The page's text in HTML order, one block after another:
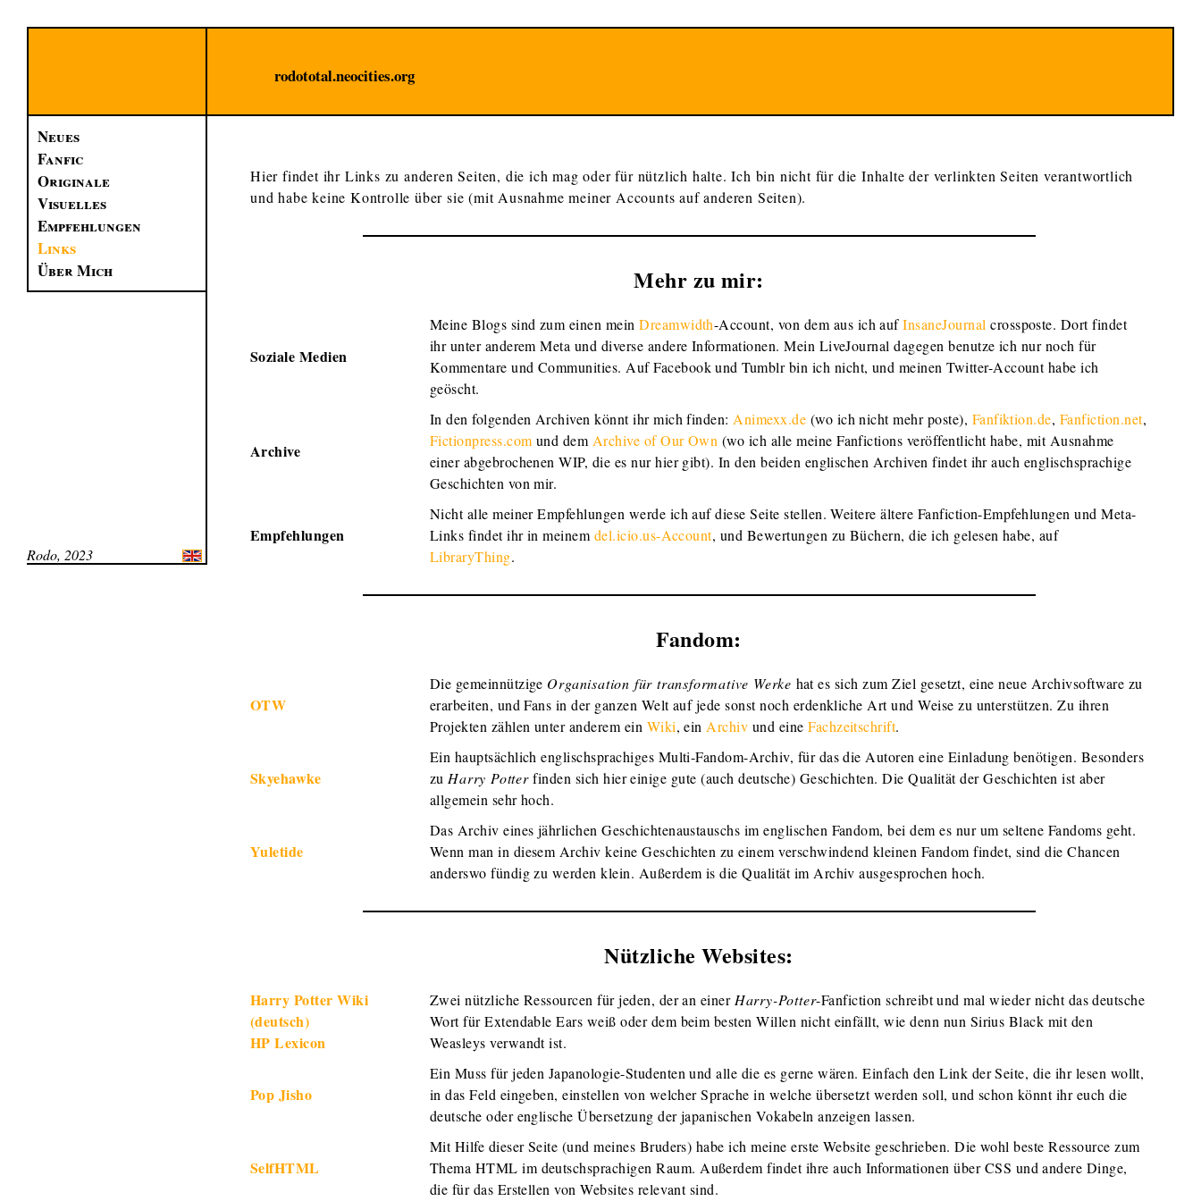
rodototal.neocities.org
Rodo, 2023
Neues
Fanfic
Originale
Visuelles
Empfehlungen
Links
Über Mich
Hier findet ihr Links zu anderen Seiten, die ich mag oder für nützlich halte. Ich bin nicht für die Inhalte der verlinkten Seiten verantwortlich
und habe keine Kontrolle über sie (mit Ausnahme meiner Accounts auf anderen Seiten).
Mehr zu mir:
Soziale Medien
Meine Blogs sind zum einen meinDreamwidth-Account, von dem aus ich aufInsaneJournal crossposte. Dort findet
ihr unter anderem Meta und diverse andere Informationen. Mein LiveJournal dagegen benutze ich nur noch für
Kommentare und Communities. Auf Facebook und Tumblr bin ich nicht, und meinen Twitter-Account habe ich
geöscht.
Archive
In den folgenden Archiven könnt ihr mich finden: Animexx.de (wo ich nicht mehr poste), Fanfiktion.de, Fanfiction.net,
Fictionpress.com und dem Archive of Our Own (wo ich alle meine Fanfictions veröffentlicht habe, mit Ausnahme
einer abgebrochenen WIP, die es nur hier gibt). In den beiden englischen Archiven findet ihr auch englischsprachige
Geschichten von mir.
Empfehlungen
Nicht alle meiner Empfehlungen werde ich auf diese Seite stellen. Weitere ältere Fanfiction-Empfehlungen und Meta-
Links findet ihr in meinem del.icio.us-Account, und Bewertungen zu Büchern, die ich gelesen habe, auf
LibraryThing.
Fandom:
OTW
Die gemeinnützige Organisation für transformative Werke hat es sich zum Ziel gesetzt, eine neue Archivsoftware zu
erarbeiten, und Fans in der ganzen Welt auf jede sonst noch erdenkliche Art und Weise zu unterstützen. Zu ihren
Projekten zählen unter anderem ein Wiki, ein Archiv und eineFachzeitschrift.
Skyehawke
Ein hauptsächlich englischsprachiges Multi-Fandom-Archiv, für das die Autoren eine Einladung benötigen. Besonders
zu Harry Potterfinden sich hier einige gute (auch deutsche) Geschichten. Die Qualität der Geschichten ist aber
allgemein sehr hoch.
Yuletide
Das Archiv eines jährlichen Geschichtenaustauschs im englischen Fandom, bei dem es nur um seltene Fandoms geht.
Wenn man in diesem Archiv keine Geschichten zu einem verschwindend kleinen Fandom findet, sind die Chancen
anderswo fündig zu werden klein. Außerdem is die Qualität im Archiv ausgesprochen hoch.
Nützliche Websites:
Harry Potter Wiki
(deutsch)
HP Lexicon
Zwei nützliche Ressourcen für jeden, der an einer Harry-Potter-Fanfiction schreibt und mal wieder nicht das deutsche
Wort für Extendable Ears weiß oder dem beim besten Willen nicht einfällt, wie denn nun Sirius Black mit den
Weasleys verwandt ist.
Pop Jisho
Ein Muss für jeden Japanologie-Studenten und alle die es gerne wären. Einfach den Link der Seite, die ihr lesen wollt,
in das Feld eingeben, einstellen von welcher Sprache in welche übersetzt werden soll, und schon könnt ihr euch die
deutsche oder englische Übersetzung der japanischen Vokabeln anzeigen lassen.
SelfHTML
Mit Hilfe dieser Seite (und meines Bruders) habe ich meine erste Website geschrieben. Die wohl beste Ressource zum
Thema HTML im deutschsprachigen Raum. Außerdem findet ihre auch Informationen über CSS und andere Dinge,
die für das Erstellen von Websites relevant sind.